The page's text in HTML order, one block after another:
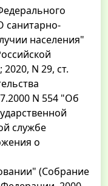
санитарно-
населения"
N 29, ст.
N 554 "Об
службе
о
(Собрание